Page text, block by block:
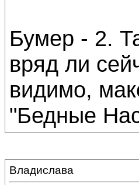
Бумер - 2.
вряд ли
видимо,
"Бедные
Владислава